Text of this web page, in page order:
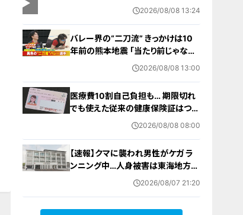
シュが本格化 東海道新幹線下りがピ
2026/08/08 13:24
バレー界の“二刀流” きっかけは10
年前の熊本地震 ｢当たり前じゃなか
った｣ オフシーズンゼロの過酷スケ
2026/08/08 13:00
医療費10割自己負担も… 期限切れ
でも使えた従来の健康保険証はつい
に終了 8月以降起こりうるマイナ保
2026/08/08 08:00
【速報】クマに襲われ男性がケガ ラ
ンニング中…人身被害は東海地方で
今シーズン初めて 岐阜県高山市
2026/08/07 21:20